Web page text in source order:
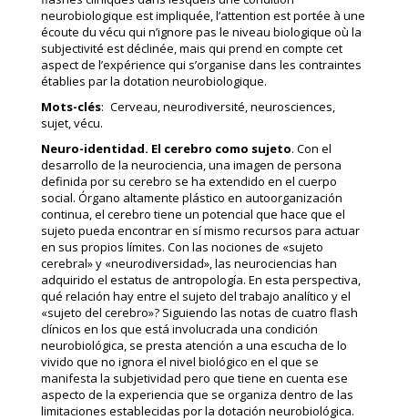
neurobiologique est impliquée, l’attention est portée à une
écoute du vécu qui n’ignore pas le niveau biologique où la
subjectivité est déclinée, mais qui prend en compte cet
aspect de l’expérience qui s’organise dans les contraintes
établies par la dotation neurobiologique.
Mots-clés: Cerveau, neurodiversité, neurosciences,
sujet, vécu.
Neuro-identidad. El cerebro como sujeto. Con el
desarrollo de la neurociencia, una imagen de persona
definida por su cerebro se ha extendido en el cuerpo
social. Órgano altamente plástico en autoorganización
continua, el cerebro tiene un potencial que hace que el
sujeto pueda encontrar en sí mismo recursos para actuar
en sus propios límites. Con las nociones de «sujeto
cerebral» y «neurodiversidad», las neurociencias han
adquirido el estatus de antropología. En esta perspectiva,
qué relación hay entre el sujeto del trabajo analítico y el
«sujeto del cerebro»? Siguiendo las notas de cuatro flash
clínicos en los que está involucrada una condición
neurobiológica, se presta atención a una escucha de lo
vivido que no ignora el nivel biológico en el que se
manifesta la subjetividad pero que tiene en cuenta ese
aspecto de la experiencia que se organiza dentro de las
limitaciones establecidas por la dotación neurobiológica.